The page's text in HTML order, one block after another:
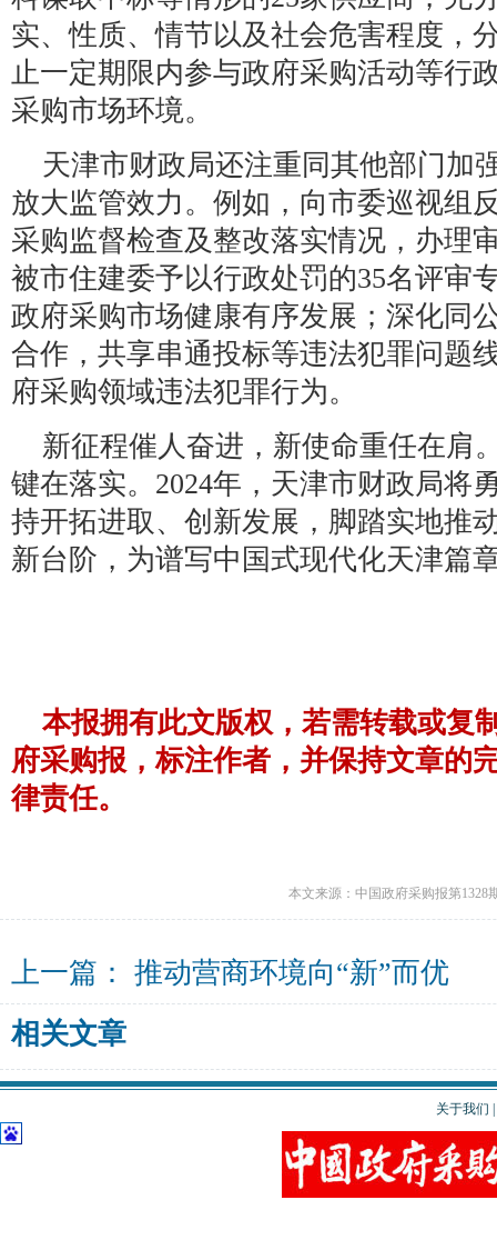
实、性质、情节以及社会危害程度，
止一定期限内参与政府采购活动等行
采购市场环境。
天津市财政局还注重同其他部门加
放大监管效力。例如，向市委巡视组
采购监督检查及整改落实情况，办理
被市住建委予以行政处罚的35名评审
政府采购市场健康有序发展；深化同
合作，共享串通投标等违法犯罪问题
府采购领域违法犯罪行为。
新征程催人奋进，新使命重任在肩
键在落实。2024年，天津市财政局将
持开拓进取、创新发展，脚踏实地推
新台阶，为谱写中国式现代化天津篇
本报拥有此文版权，若需转载或复
府采购报，标注作者，并保持文章的
律责任。
本文来源：中国政府采购报第1328
上一篇： 推动营商环境向“新”而优
相关文章
关于我们